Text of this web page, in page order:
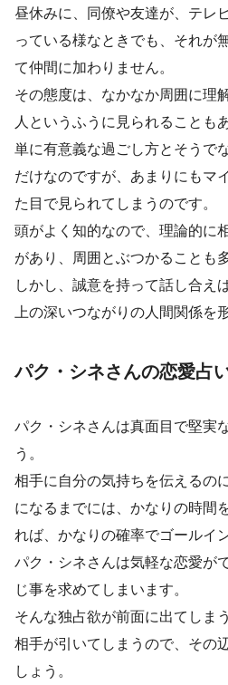
昼休みに、同僚や友達が、テレ
っている様なときでも、それが
て仲間に加わりません。
その態度は、なかなか周囲に理
人というふうに見られることも
単に有意義な過ごし方とそうで
だけなのですが、あまりにもマ
た目で見られてしまうのです。
頭がよく知的なので、理論的に
があり、周囲とぶつかることも
しかし、誠意を持って話し合え
上の深いつながりの人間関係を
パク・シネさんの恋愛占
パク・シネさんは真面目で堅実
う。
相手に自分の気持ちを伝えるの
になるまでには、かなりの時間
れば、かなりの確率でゴールイ
パク・シネさんは気軽な恋愛が
じ事を求めてしまいます。
そんな独占欲が前面に出てしま
相手が引いてしまうので、その
しょう。